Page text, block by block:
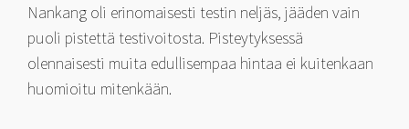
Nankang oli erinomaisesti testin neljäs, jääden vain
puoli pistettä testivoitosta. Pisteytyksessä
olennaisesti muita edullisempaa hintaa ei kuitenkaan
huomioitu mitenkään.